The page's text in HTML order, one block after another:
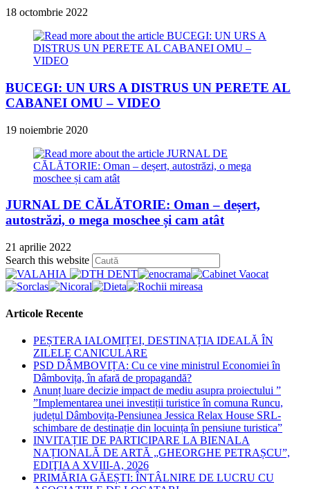
18 octombrie 2022
BUCEGI: UN URS A DISTRUS UN PERETE AL
CABANEI OMU – VIDEO
19 noiembrie 2020
JURNAL DE CĂLĂTORIE: Oman – deșert,
autostrăzi, o mega moschee și cam atât
21 aprilie 2022
Search this website
Escape
Articole Recente
PEȘTERA IALOMIȚEI, DESTINAȚIA IDEALĂ ÎN
ZILELE CANICULARE
PSD DÂMBOVIȚA: Cu ce vine ministrul Economiei în
Dâmbovița, în afară de propagandă?
Anunț luare decizie impact de mediu asupra proiectului ”
”Implementarea unei investiții turistice în comuna Runcu,
județul Dâmbovița-Pensiunea Jessica Relax House SRL-
schimbare de destinație din locuința în pensiune turistica”
INVITAȚIE DE PARTICIPARE LA BIENALA
NAȚIONALĂ DE ARTĂ „GHEORGHE PETRAȘCU”,
EDIŢIA A XVIII-A, 2026
PRIMĂRIA GĂEȘTI: ÎNTÂLNIRE DE LUCRU CU